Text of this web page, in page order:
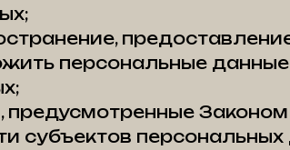
персональные
предусмотренные
субъектов